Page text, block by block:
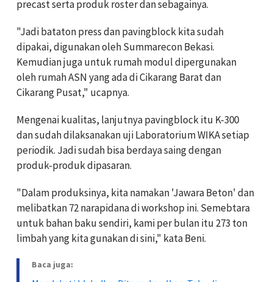
precast serta produk roster dan sebagainya.
"Jadi bataton press dan pavingblock kita sudah
dipakai, digunakan oleh Summarecon Bekasi.
Kemudian juga untuk rumah modul dipergunakan
oleh rumah ASN yang ada di Cikarang Barat dan
Cikarang Pusat," ucapnya.
Mengenai kualitas, lanjutnya pavingblock itu K-300
dan sudah dilaksanakan uji Laboratorium WIKA setiap
periodik. Jadi sudah bisa berdaya saing dengan
produk-produk dipasaran.
"Dalam produksinya, kita namakan 'Jawara Beton' dan
melibatkan 72 narapidana di workshop ini. Semebtara
untuk bahan baku sendiri, kami per bulan itu 273 ton
limbah yang kita gunakan di sini," kata Beni.
Baca juga: